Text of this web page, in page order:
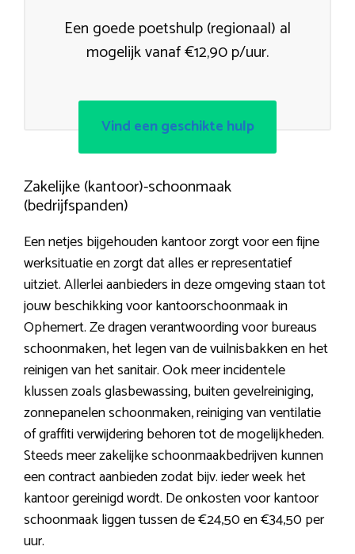
Een goede poetshulp (regionaal) al
mogelijk vanaf €12,90 p/uur.
Vind een geschikte hulp
Zakelijke (kantoor)-schoonmaak
(bedrijfspanden)
Een netjes bijgehouden kantoor zorgt voor een fijne
werksituatie en zorgt dat alles er representatief
uitziet. Allerlei aanbieders in deze omgeving staan tot
jouw beschikking voor kantoorschoonmaak in
Ophemert. Ze dragen verantwoording voor bureaus
schoonmaken, het legen van de vuilnisbakken en het
reinigen van het sanitair. Ook meer incidentele
klussen zoals glasbewassing, buiten gevelreiniging,
zonnepanelen schoonmaken, reiniging van ventilatie
of graffiti verwijdering behoren tot de mogelijkheden.
Steeds meer zakelijke schoonmaakbedrijven kunnen
een contract aanbieden zodat bijv. ieder week het
kantoor gereinigd wordt. De onkosten voor kantoor
schoonmaak liggen tussen de €24,50 en €34,50 per
uur.